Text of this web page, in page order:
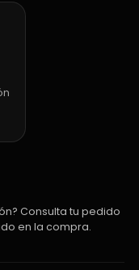
Consulta tu pedido
en la compra.